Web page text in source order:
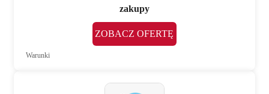
zakupy
ZOBACZ OFERTĘ
Warunki